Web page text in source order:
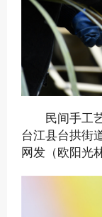
民间手工艺
台江县台拱街
网发（欧阳光